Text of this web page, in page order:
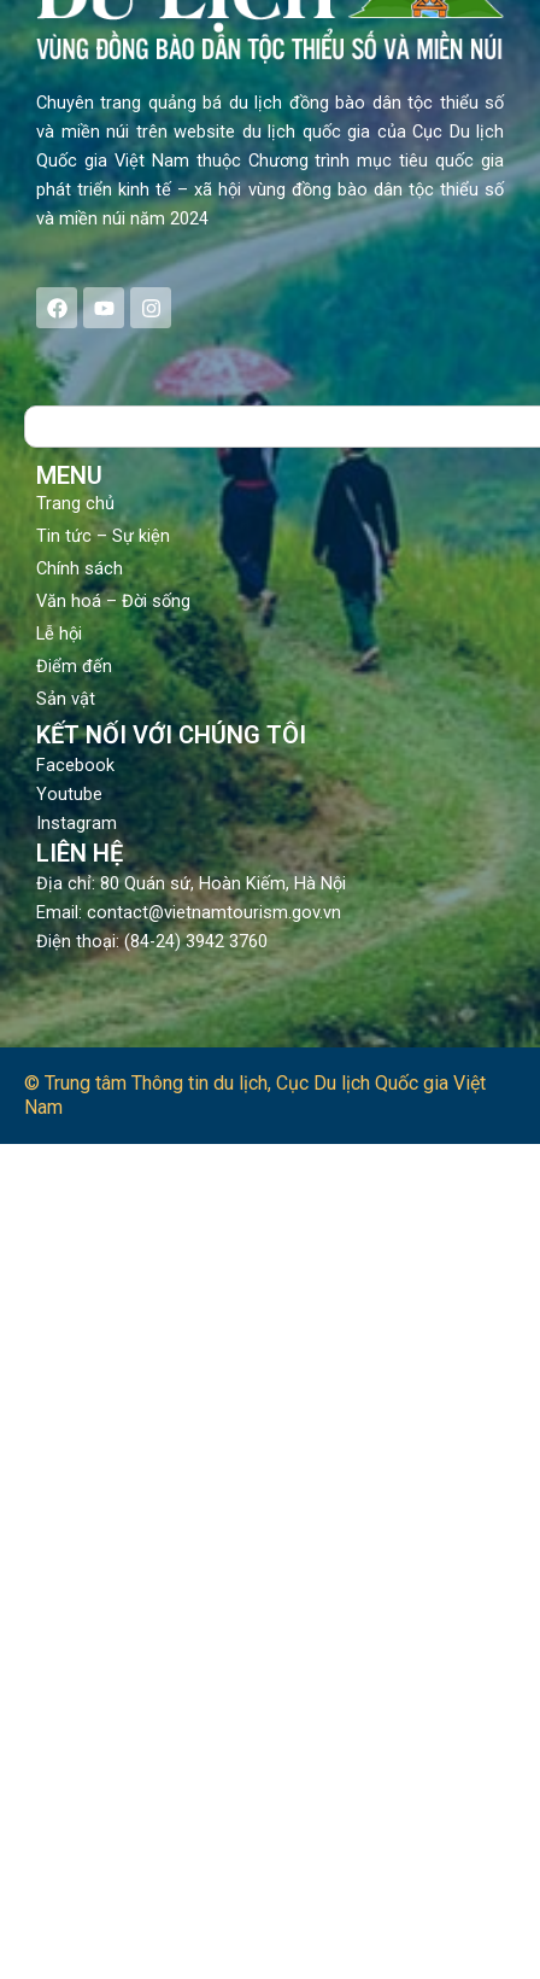
Chuyên trang quảng bá du lịch đồng bào dân tộc thiểu số
và miền núi trên website du lịch quốc gia của Cục Du lịch
Quốc gia Việt Nam thuộc Chương trình mục tiêu quốc gia
phát triển kinh tế – xã hội vùng đồng bào dân tộc thiểu số
và miền núi năm 2024
F
a
e
b
o
Y
o
t
u
b
I
n
s
a
g
Search
MENU
Trang chủ
Tin tức – Sự kiện
Chính sách
Văn hoá – Đời sống
Lễ hội
Điểm đến
Sản vật
KẾT NỐI VỚI CHÚNG TÔI
Facebook
Youtube
Instagram
LIÊN HỆ
Địa chỉ: 80 Quán sứ, Hoàn Kiếm, Hà Nội
Email: contact@vietnamtourism.gov.vn
Điện thoại: (84-24) 3942 3760
© Trung tâm Thông tin du lịch​, Cục Du lịch Quốc gia Việt
Nam